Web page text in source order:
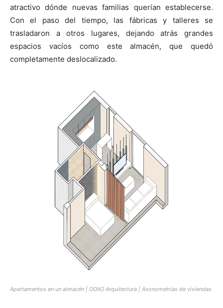
atractivo dónde nuevas familias querían establecerse.
Con el paso del tiempo, las fábricas y talleres se
trasladaron a otros lugares, dejando atrás grandes
espacios vacíos como este almacén, que quedó
completamente deslocalizado.
Apartamentos en un almacén | OOIIO Arquitectura | Axonometrías de viviendas